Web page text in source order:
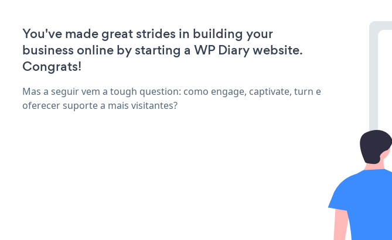
You've made great strides in building your
business online by starting a WP Diary website.
Congrats!
Mas a seguir vem a tough question: como engage, captivate, turn e
oferecer suporte a mais visitantes?